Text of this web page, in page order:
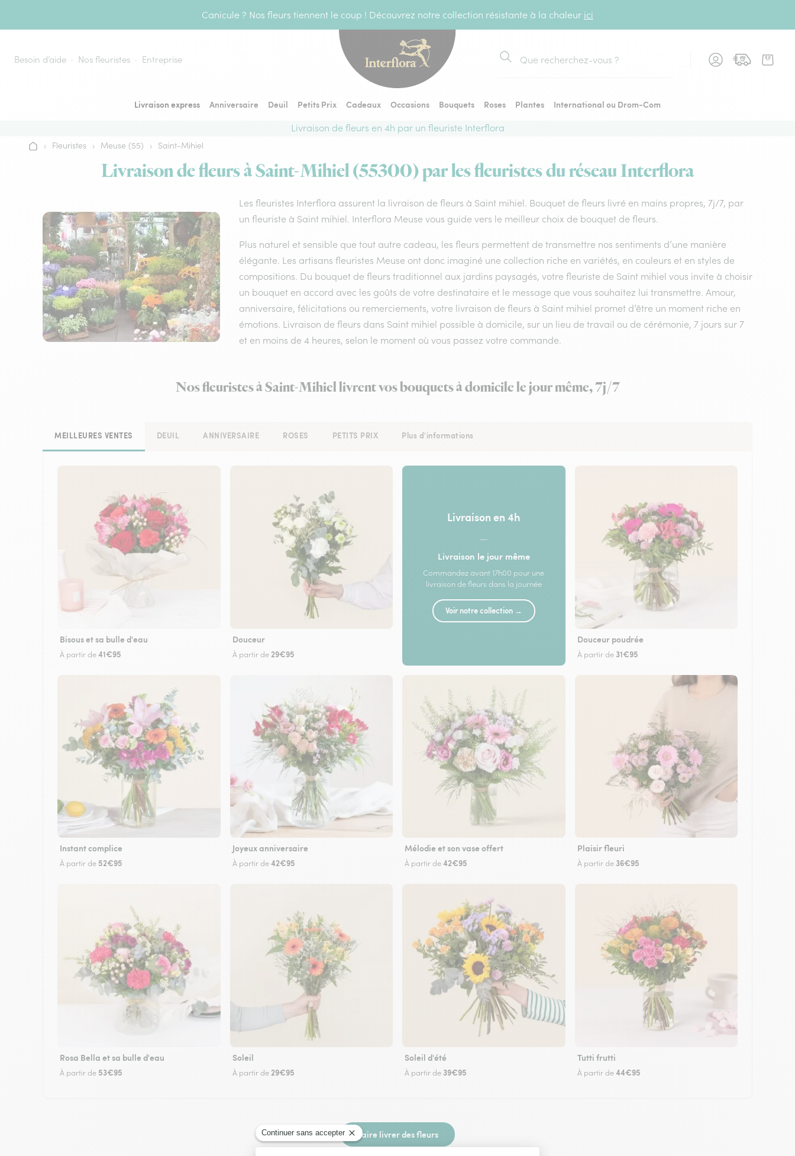
Canicule ? Nos fleurs tiennent le coup ! Découvrez notre collection résistante à la chaleur ici
Besoin d’aide Nos fleuristes Entreprise
Rechercher
Livraison express Anniversaire Deuil Petits Prix Cadeaux Occasions Bouquets Roses Plantes
International ou Drom-Com
Livraison de fleurs en 4h par un fleuriste Interflora
Accueil
› Fleuristes › Meuse (55) › Saint-Mihiel
Livraison de fleurs à Saint-Mihiel (55300) par les fleuristes du réseau Interflora
Les fleuristes Interflora assurent la livraison de fleurs à Saint mihiel. Bouquet de fleurs livré en mains propres, 7j/7, par
un fleuriste à Saint mihiel. Interflora Meuse vous guide vers le meilleur choix de bouquet de fleurs.
Plus naturel et sensible que tout autre cadeau, les fleurs permettent de transmettre nos sentiments d’une manière
élégante. Les artisans fleuristes Meuse ont donc imaginé une collection riche en variétés, en couleurs et en styles de
compositions. Du bouquet de fleurs traditionnel aux jardins paysagés, votre fleuriste de Saint mihiel vous invite à choisir
un bouquet en accord avec les goûts de votre destinataire et le message que vous souhaitez lui transmettre. Amour,
anniversaire, félicitations ou remerciements, votre livraison de fleurs à Saint mihiel promet d’être un moment riche en
émotions. Livraison de fleurs dans Saint mihiel possible à domicile, sur un lieu de travail ou de cérémonie, 7 jours sur 7
et en moins de 4 heures, selon le moment où vous passez votre commande.
Nos fleuristes à Saint-Mihiel livrent vos bouquets à domicile le jour même, 7j/7
MEILLEURES VENTES DEUIL ANNIVERSAIRE ROSES PETITS PRIX Plus d'informations
Bisous et sa bulle d'eau
À partir de41€95
Douceur
À partir de 29€95
Livraison en 4h
—
Livraison le jour même
Commandez avant 17h00 pour une
livraison de fleurs dans la journée
Voir notre collection →
Douceur poudrée
À partir de 31€95
Instant complice
À partir de 52€95
Joyeux anniversaire
À partir de42€95
Mélodie et son vase offert
À partir de42€95
Plaisir fleuri
À partir de 36€95
Rosa Bella et sa bulle d'eau
À partir de 53€95
Soleil
À partir de 29€95
Soleil d'été
À partir de 39€95
Tutti frutti
À partir de44€95
Faire livrer des fleurs